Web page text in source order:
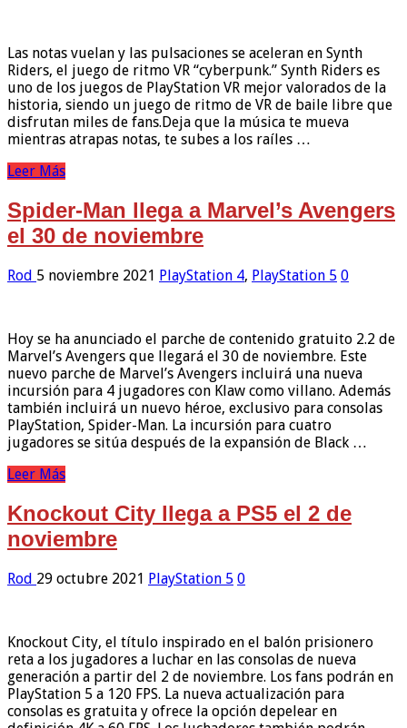
Las notas vuelan y las pulsaciones se aceleran en Synth
Riders, el juego de ritmo VR “cyberpunk.” Synth Riders es
uno de los juegos de PlayStation VR mejor valorados de la
historia, siendo un juego de ritmo de VR de baile libre que
disfrutan miles de fans.Deja que la música te mueva
mientras atrapas notas, te subes a los raíles …
Leer Más
Spider-Man llega a Marvel’s Avengers
el 30 de noviembre
Rod 5 noviembre 2021 PlayStation 4, PlayStation 5 0
Hoy se ha anunciado el parche de contenido gratuito 2.2 de
Marvel’s Avengers que llegará el 30 de noviembre. Este
nuevo parche de Marvel’s Avengers incluirá una nueva
incursión para 4 jugadores con Klaw como villano. Además
también incluirá un nuevo héroe, exclusivo para consolas
PlayStation, Spider-Man. La incursión para cuatro
jugadores se sitúa después de la expansión de Black …
Leer Más
Knockout City llega a PS5 el 2 de
noviembre
Rod 29 octubre 2021 PlayStation 5 0
Knockout City, el título inspirado en el balón prisionero
reta a los jugadores a luchar en las consolas de nueva
generación a partir del 2 de noviembre. Los fans podrán en
PlayStation 5 a 120 FPS. La nueva actualización para
consolas es gratuita y ofrece la opción depelear en